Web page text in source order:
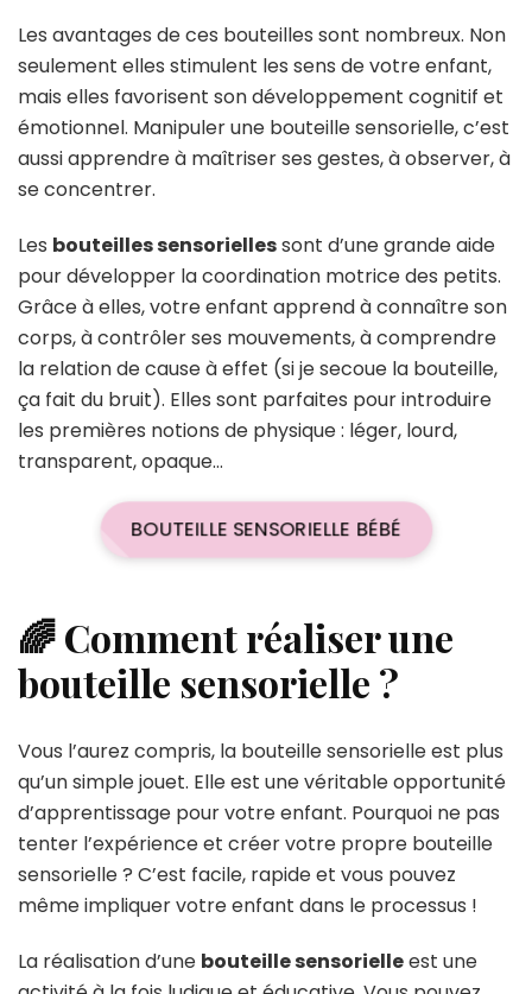
Les avantages de ces bouteilles sont nombreux. Non
seulement elles stimulent les sens de votre enfant,
mais elles favorisent son développement cognitif et
émotionnel. Manipuler une bouteille sensorielle, c’est
aussi apprendre à maîtriser ses gestes, à observer, à
se concentrer.
Les bouteilles sensoriellessont d’une grande aide
pour développer la coordination motrice des petits.
Grâce à elles, votre enfant apprend à connaître son
corps, à contrôler ses mouvements, à comprendre
la relation de cause à effet (si je secoue la bouteille,
ça fait du bruit). Elles sont parfaites pour introduire
les premières notions de physique : léger, lourd,
transparent, opaque…
BOUTEILLE SENSORIELLE BÉBÉ
🌈 Comment réaliser une
bouteille sensorielle ?
Vous l’aurez compris, la bouteille sensorielle est plus
qu’un simple jouet. Elle est une véritable opportunité
d’apprentissage pour votre enfant. Pourquoi ne pas
tenter l’expérience et créer votre propre bouteille
sensorielle ? C’est facile, rapide et vous pouvez
même impliquer votre enfant dans le processus !
La réalisation d’une bouteille sensorielleest une